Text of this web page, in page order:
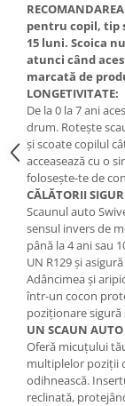
pentru copil, tip
15 luni. Scoica
atunci când
marcată de
LONGETIVITATE:
De la 0 la 7 ani
drum. Rotește
și scoate copilul
acceasează cu o
folosește-te de
CĂLĂTORII
Scaunul auto
sensul invers de
până la 4 ani sau
UN R129 și
Adâncimea și
într-un cocon
poziționare sigură
UN SCAUN
Oferă micuțului
multiplelor poziții
odihnească.
reclinată,